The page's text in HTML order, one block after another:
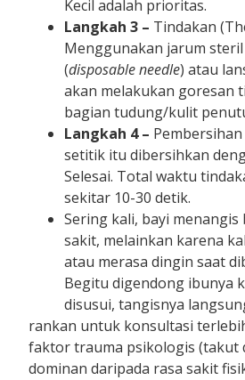
Kecil adalah prioritas.
Langkah 3 – Tindakan
Menggunakan jarum
(disposable needle) atau
akan melakukan goresan
bagian tudung/kulit
Langkah 4 –
setitik itu dibersihkan
Selesai. Total waktu
sekitar 10-30 detik.
Sering kali, bayi
sakit, melainkan karena
atau merasa dingin saat
Begitu digendong ibunya
disusui, tangisnya
rankan untuk konsultasi
faktor trauma psikologis (takut
dominan daripada rasa sakit